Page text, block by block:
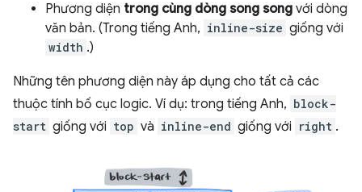
Phương diện trong cùng dòng song song với dòng
văn bản. (Trong tiếng Anh, inline-size giống với
width .)
Những tên phương diện này áp dụng cho tất cả các
thuộc tính bố cục logic. Ví dụ: trong tiếng Anh, block-
start giống với top và inline-end giống với right .